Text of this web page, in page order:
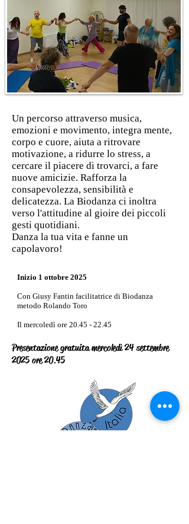
Un percorso attraverso musica,
emozioni e movimento, integra mente,
corpo e cuore, aiuta a ritrovare
motivazione, a ridurre lo stress, a
cercare il piacere di trovarci, a fare
nuove amicizie. Rafforza la
consapevolezza, sensibilità e
delicatezza. La Biodanza ci inoltra
verso l'attitudine al gioire dei piccoli
gesti quotidiani.
Danza la tua vita e fanne un
capolavoro!
Inizio 1 ottobre 2025
Con Giusy Fantin facilitatrice di Biodanza
metodo Rolando Toro
Il mercoledì ore 20.45 - 22.45
Presentazione gratuita mercoledì 24 settembre
2025 ore 20.45